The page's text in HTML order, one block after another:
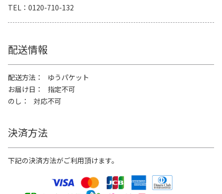
TEL
0120-710-132
配送情報
配送方法
ゆうパケット
お届け日
指定不可
のし
対応不可
決済方法
下記の決済方法がご利用頂けます。